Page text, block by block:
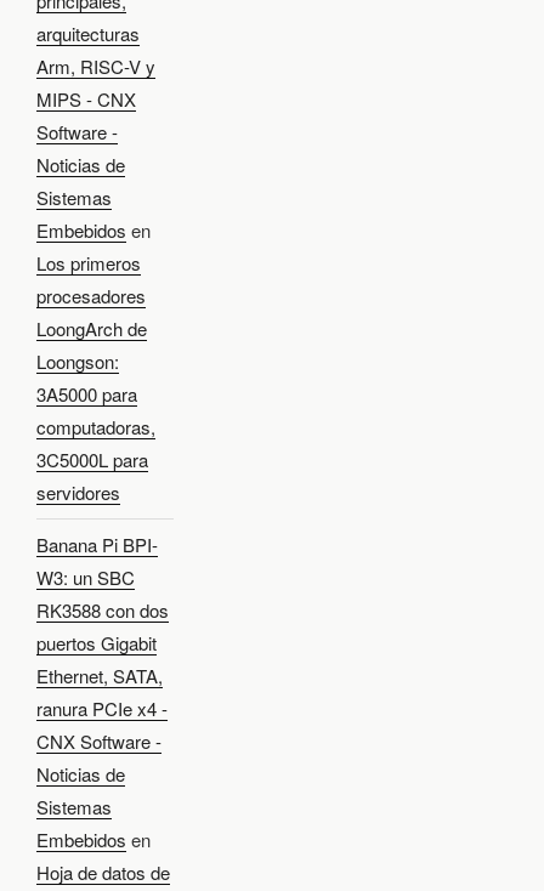
arquitecturas
Arm, RISC-V y
MIPS - CNX
Software -
Noticias de
Sistemas
Embebidos en
Los primeros
procesadores
LoongArch de
Loongson:
3A5000 para
computadoras,
3C5000L para
servidores
Banana Pi BPI-
W3: un SBC
RK3588 con dos
puertos Gigabit
Ethernet, SATA,
ranura PCIe x4 -
CNX Software -
Noticias de
Sistemas
Embebidos en
Hoja de datos de